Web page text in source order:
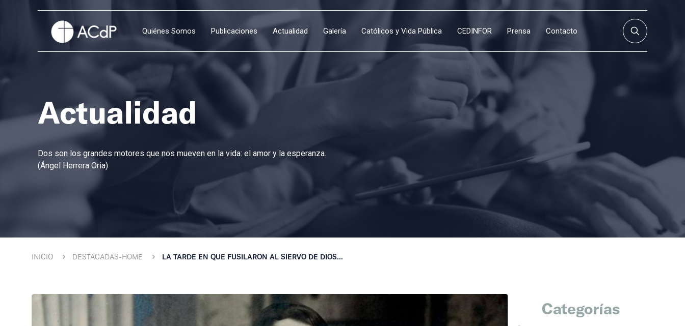
Quiénes Somos Publicaciones Actualidad Galería Católicos y Vida Pública CEDINFOR Prensa Contacto
Actualidad
Dos son los grandes motores que nos mueven en la vida: el amor y la esperanza.
(Ángel Herrera Oria)
INICIO DESTACADAS-HOME LA TARDE EN QUE FUSILARON AL SIERVO DE DIOS...
Categorías